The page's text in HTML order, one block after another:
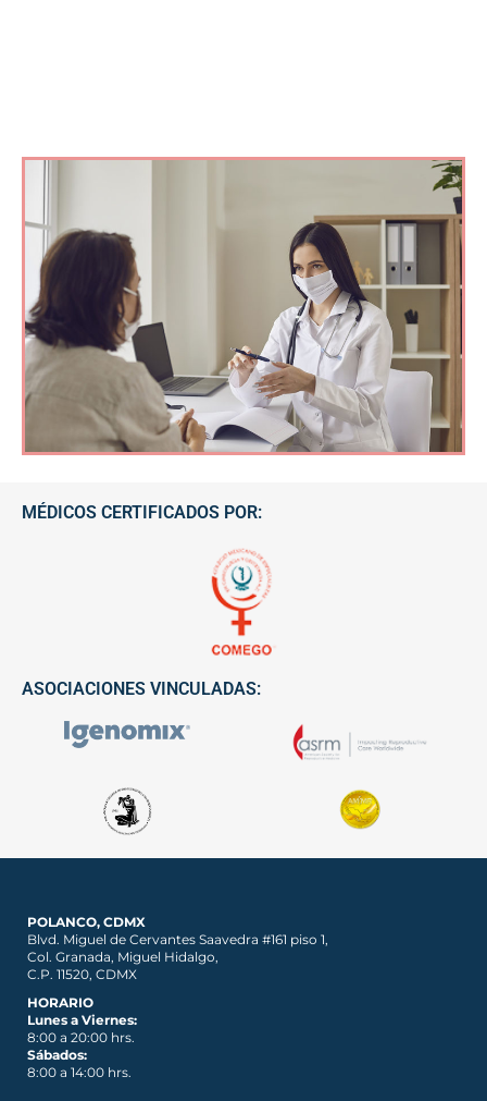
MÉDICOS CERTIFICADOS POR:
ASOCIACIONES VINCULADAS:
POLANCO, CDMX
Blvd. Miguel de Cervantes Saavedra #161 piso 1,
Col. Granada, Miguel Hidalgo,
C.P. 11520, CDMX
HORARIO
Lunes a Viernes:
8:00 a 20:00 hrs.
Sábados:
8:00 a 14:00 hrs.